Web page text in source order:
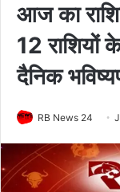
आज का
12 राशियों
दैनिक
RB News 24